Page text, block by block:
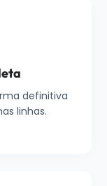
definitiva
linhas.